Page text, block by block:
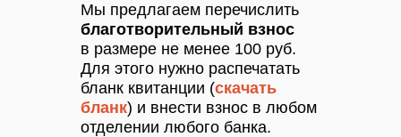
Мы предлагаем перечислить
благотворительный взнос
в размере не менее 100 руб.
Для этого нужно распечатать
бланк квитанции (скачать
бланк) и внести взнос в любом
отделении любого банка.